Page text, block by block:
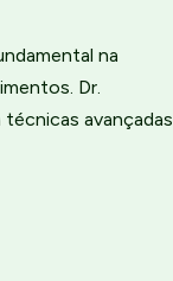
na
Dr.
avançadas